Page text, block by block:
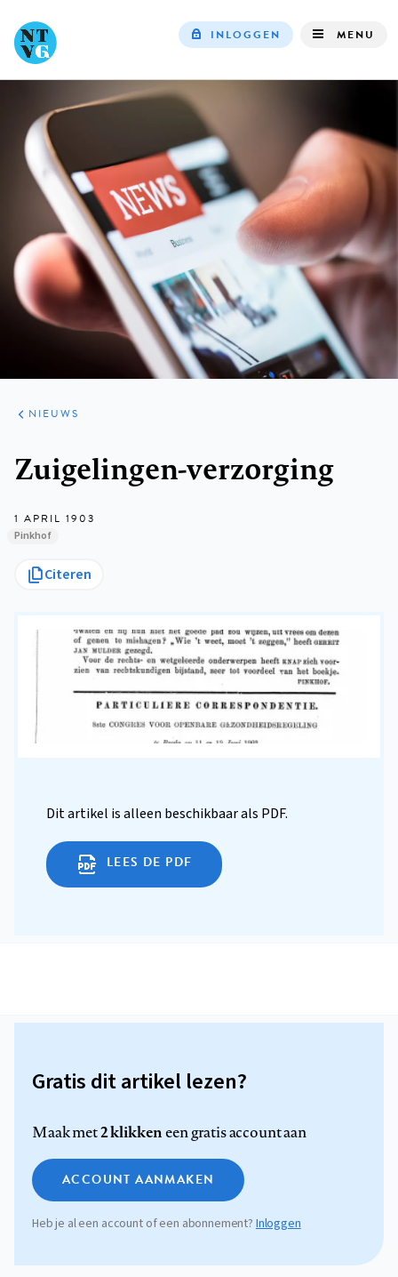
INLOGGEN MENU
ARTIKELEN
HET
KORT
NIEUWS
Zuigelingen-verzorging
1 APRIL 1903
Pinkhof
Citeren
Dit artikel is alleen beschikbaar als PDF.
LEES DE PDF
Gratis dit artikel lezen?
Maak met2 klikkeneen gratis account aan
ACCOUNT AANMAKEN
Heb je al een account of een abonnement? Inloggen